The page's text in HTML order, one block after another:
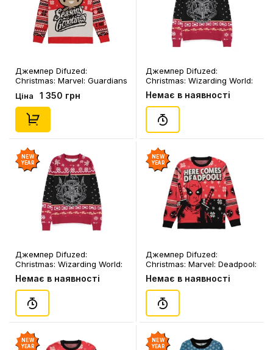
Джемпер Difuzed:
Christmas: Marvel: Guardians
of the Galaxy: Groot:
«‎Season's Grootings» (2XL),
(335101)
Ціна 1 350 грн
Джемпер Difuzed:
Christmas: Wizarding World:
Harry Potter: Hogwarts
Houses: «Draco Dormiens
Nunquam Titillandus» (M)
(чол.), (387322)
Немає в наявності
NEW
YEAR
Джемпер Difuzed:
Christmas: Wizarding World:
Harry Potter: Hogwarts
Houses: «Draco Dormiens
Nunquam Titillandus» (L)
(чол.), (387339)
Немає в наявності
NEW
YEAR
Джемпер Difuzed:
Christmas: Marvel: Deadpool:
Deadpool: «‎Here Comes
Deadpool!» (2XL) (чол.),
(333527)
Немає в наявності
NEW
YEAR
NEW
YEAR